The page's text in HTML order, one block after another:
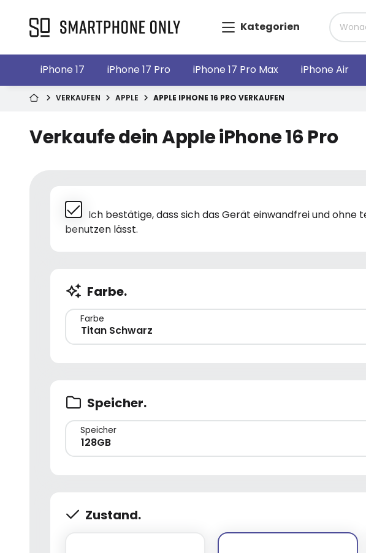
Kategorien
iPhone 17 iPhone 17 Pro iPhone 17 Pro Max iPhone Air
VERKAUFEN APPLE APPLE IPHONE 16 PRO VERKAUFEN
Verkaufe dein Apple iPhone 16 Pro
Ich bestätige, dass sich das Gerät einwandfrei und ohne
benutzen lässt.
Farbe.
Farbe
Titan Schwarz
Speicher.
Speicher
128GB
Zustand.